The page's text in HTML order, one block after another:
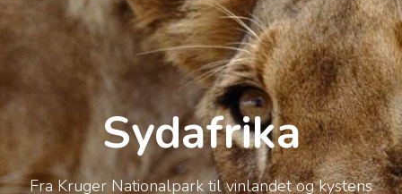
Sydafrika
Fra Kruger Nationalpark til vinlandet og kystens